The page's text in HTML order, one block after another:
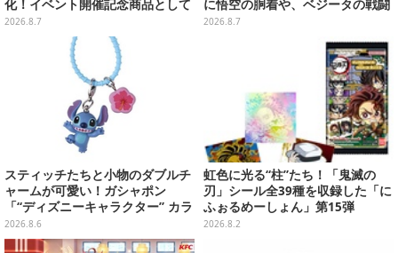
化！イベント開催記念商品として
METAL ROBOT魂に新登場
2026.8.7
に悟空の胴着や、ベジータの戦闘
服を大胆デザイン
2026.8.7
スティッチたちと小物のダブルチ
ャームが可愛い！ガシャポン
「“ディズニーキャラクター” カラ
フルマルチチャーム」が発売
2026.8.6
虹色に光る“柱”たち！「鬼滅の
刃」シール全39種を収録した「に
ふぉるめーしょん」第15弾
2026.8.2